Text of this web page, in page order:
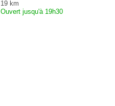
19 km
Ouvert jusqu'à 19h30